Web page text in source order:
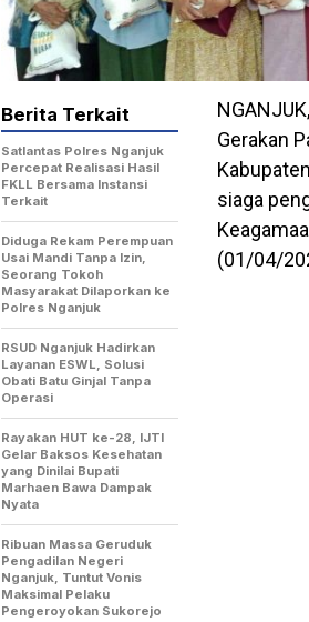
Gerakan
siaga
(01/04/
Berita Terkait
Satlantas Polres Nganjuk
Percepat Realisasi Hasil
FKLL Bersama Instansi
Terkait
Diduga Rekam Perempuan
Usai Mandi Tanpa Izin,
Seorang Tokoh
Masyarakat Dilaporkan ke
Polres Nganjuk
RSUD Nganjuk Hadirkan
Layanan ESWL, Solusi
Obati Batu Ginjal Tanpa
Operasi
Rayakan HUT ke-28, IJTI
Gelar Baksos Kesehatan
yang Dinilai Bupati
Marhaen Bawa Dampak
Nyata
Ribuan Massa Geruduk
Pengadilan Negeri
Nganjuk, Tuntut Vonis
Maksimal Pelaku
Pengeroyokan Sukorejo